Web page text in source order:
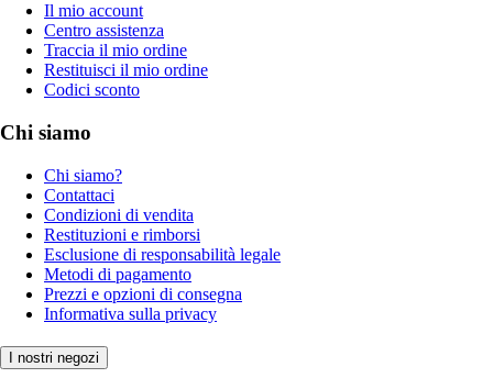
Il mio account
Centro assistenza
Traccia il mio ordine
Restituisci il mio ordine
Codici sconto
Chi siamo
Chi siamo?
Contattaci
Condizioni di vendita
Restituzioni e rimborsi
Esclusione di responsabilità legale
Metodi di pagamento
Prezzi e opzioni di consegna
Informativa sulla privacy
I nostri negozi